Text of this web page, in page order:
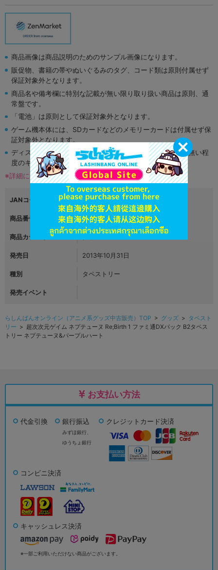
商品画像は商品説明のためのサンプル画像になります。
販促物、書籍の帯やぬいぐるみのタグ、コード類は原則付属せず
保証対象外となります。
商品名や備考欄に特別な記載が無い限り取り扱い商品は原則、通
常盤です。
「電池」は原則として保証対象外となります。
ゲーム機本体には、SDカードなどのメモリーカードは付属せず保
証対象外となります。
ディスク類の読み取り面のキズに関しまして再生に支障が無い程
度のキズがある場合がございます。
※詳細につきましてはコチラ
JANコード
商品番号 L03026968
商品カテゴリ
発売日 2013年10月31日
種別 タペストリー
発売イベント
らしんばんオンライン（アニメ系グッズ中古販売）TOP > グッズ > タペスト
リー > 超次次元ゲイム ネプテューヌ Re;Birth 1 ファミ通DXパック B2タペス
トリー ネプテューヌ&パープルハート
お支払い方法
代金引換 銀行振込
みずほ銀行、
ゆうちょ銀行
クレジットカード決済
コンビニ決済
キャッシュレス決済
※一部ご利用いただけない商品がございます。